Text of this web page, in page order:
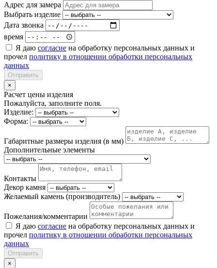
Адрес для замера
Выбрать изделие
Дата звонка
время
Я даю согласие на обработку персональных данных и
прочел политику в отношении обработки персональных
данных
Отправить
×
Расчет цены изделия
Пожалуйста, заполните поля.
Изделие:
Форма:
Габаритные размеры изделия (в мм)
Дополнительные элементы
Контакты
Декор камня
Желаемый камень (производитель)
Пожелания/комментарии
Я даю согласие на обработку персональных данных и
прочел политику в отношении обработки персональных
данных
Отправить
×